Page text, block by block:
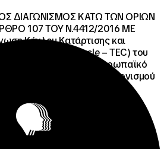
ΔΙΑΓΩΝΙΣΜΟΣ ΚΑΤΩ ΤΩΝ ΟΡΙΩΝ
107 ΤΟΥ Ν.4412/2016 ΜΕ
Κύκλου Κατάρτισης και
and Evaluation Cycle – TEC) του
Solidarity Corps (Ευρωπαϊκό
Εθνικής Μονάδας Συντονισμού
Τομέας Νεολαία &
Σώμα Αλληλεγγύης ΜΕ
€ μη
του Φ.Π.Α. ΦΠΑ 61.935,48€
€.